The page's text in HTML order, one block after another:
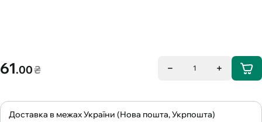
61.00₴ 1
Доставка в межах України (Нова пошта, Укрпошта)